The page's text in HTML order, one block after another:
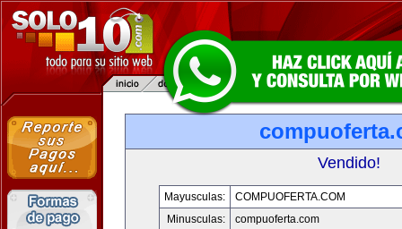
Vendido!
Mayusculas:
COMPUOFERTA.COM
Minusculas:
compuoferta.com